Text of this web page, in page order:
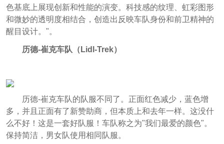
色基底上展现创新和性能的演变。科技感的纹理、虹彩图形
和微妙的透明度相结合，创造出反映车队身份和前卫精神的
醒目设计。"。
历德-崔克车队（ Lidl-Trek）
历德-崔克车队的队服不同了。正面红色减少，蓝色增
多，并且正面有了新赞助商，但本质上和去年一样。这没什
么不好！这是一套好队服！车队称之为"我们最爱的颜色"。
保持简洁，男女队使用相同队服。